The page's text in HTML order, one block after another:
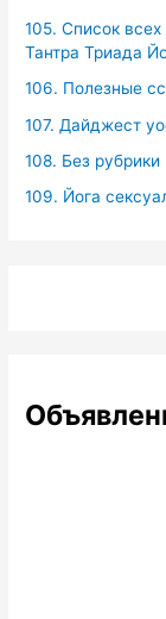
105. Список
Тантра Триада
106. Полезные
107. Дайджест
108. Без рубрики
109. Йога